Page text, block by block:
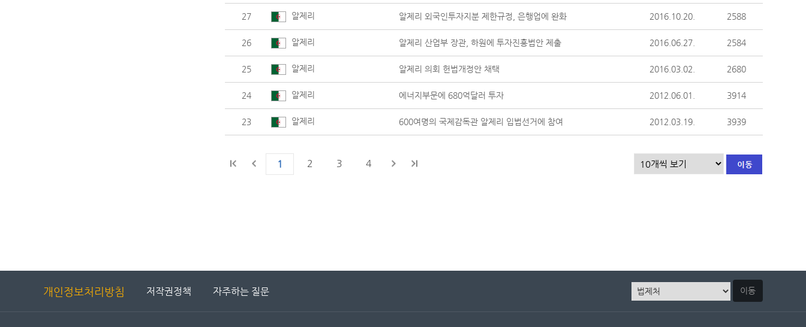
27 알제리 알제리 외국인투자지분 제한규정, 은행업에 완화 2016.10.20. 2588
26 알제리 알제리 산업부 장관, 하원에 투자진흥법안 제출 2016.06.27. 2584
25 알제리 알제리 의회 헌법개정안 채택 2016.03.02. 2680
24 알제리 에너지부문에 680억달러 투자 2012.06.01. 3914
23 알제리 600여명의 국제감독관 알제리 입법선거에 참여 2012.03.19. 3939
1 2 3 4
개인정보처리방침 저작권정책 자주하는 질문 이동